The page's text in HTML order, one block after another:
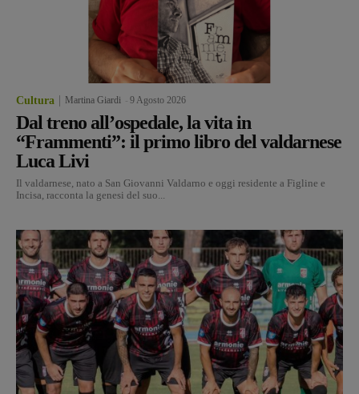
Cultura Martina Giardi 9 Agosto 2026
Dal treno all’ospedale, la vita in
“Frammenti”: il primo libro del valdarnese
Luca Livi
Il valdarnese, nato a San Giovanni Valdarno e oggi residente a Figline e
Incisa, racconta la genesi del suo...